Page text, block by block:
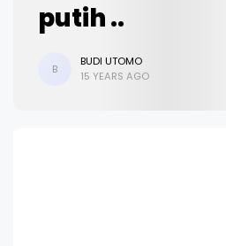
putih ..
B
BUDI UTOMO
15 YEARS AGO